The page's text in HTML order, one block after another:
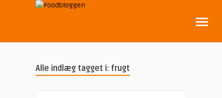
Alle indlæg tagget i: frugt